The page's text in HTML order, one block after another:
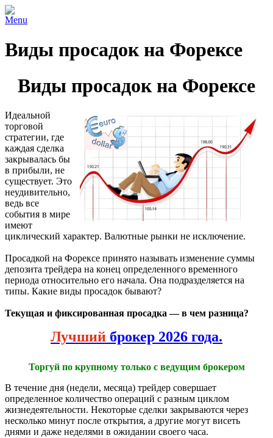
Menu
Виды просадок на Форексе
Виды просадок на Форексе
Идеальной
торговой
стратегии, где
каждая сделка
закрывалась бы
в прибыли, не
существует. Это
неудивительно,
ведь все
события в мире
имеют
циклический характер. Валютные рынки не исключение.
Просадкой на Форексе принято называть изменение суммы
депозита трейдера на конец определенного временного
периода относительно его начала. Она подразделяется на
типы. Какие виды просадок бывают?
Текущая и фиксированная просадка — в чем разница?
Лучший брокер 2026 года.
Торгуй по крупному только с ведущим брокером
В течение дня (недели, месяца) трейдер совершает
определенное количество операций с разным циклом
жизнедеятельности. Некоторые сделки закрываются через
несколько минут после открытия, а другие могут висеть
днями и даже неделями в ожидании своего часа.